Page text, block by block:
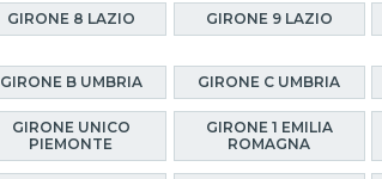
GIRONE 8 LAZIO GIRONE 9 LAZIO
GIRONE B UMBRIA GIRONE C UMBRIA
GIRONE UNICO
PIEMONTE
GIRONE 1 EMILIA
ROMAGNA